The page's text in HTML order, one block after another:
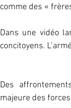
comme des «
Dans une vidéo
concitoyens.
Des
majeure des